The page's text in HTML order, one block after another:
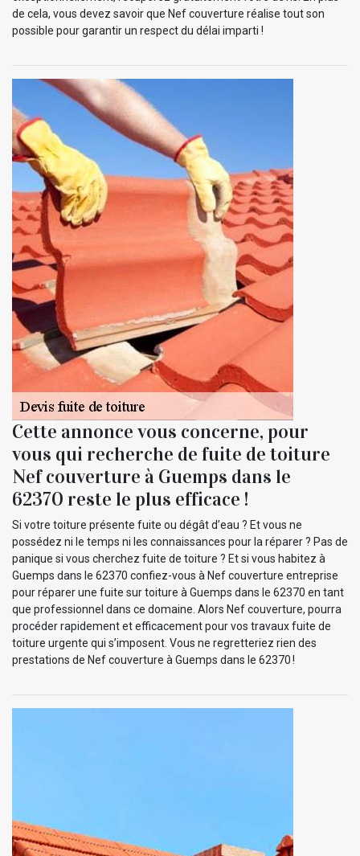
de cela, vous devez savoir que Nef couverture réalise tout son
possible pour garantir un respect du délai imparti !
Cette annonce vous concerne, pour
vous qui recherche de fuite de toiture
Nef couverture à Guemps dans le
62370 reste le plus efficace !
Si votre toiture présente fuite ou dégât d’eau ? Et vous ne
possédez ni le temps ni les connaissances pour la réparer ? Pas de
panique si vous cherchez fuite de toiture ? Et si vous habitez à
Guemps dans le 62370 confiez-vous à Nef couverture entreprise
pour réparer une fuite sur toiture à Guemps dans le 62370 en tant
que professionnel dans ce domaine. Alors Nef couverture, pourra
procéder rapidement et efficacement pour vos travaux fuite de
toiture urgente qui s’imposent. Vous ne regretteriez rien des
prestations de Nef couverture à Guemps dans le 62370 !